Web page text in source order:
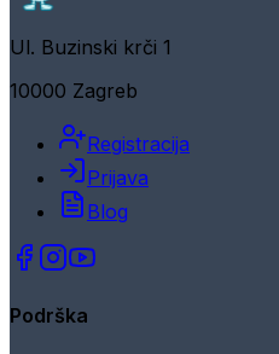
Ul. Buzinski krči 1
10000 Zagreb
Registracija
Prijava
Blog
Podrška